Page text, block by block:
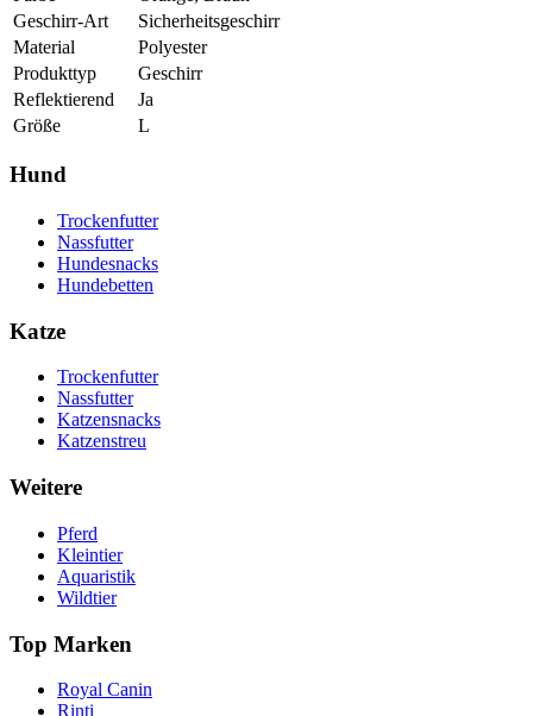
Geschirr-Art
Sicherheitsgeschirr
Material
Polyester
Produkttyp
Geschirr
Reflektierend
Ja
Größe
L
Hund
Trockenfutter
Nassfutter
Hundesnacks
Hundebetten
Katze
Trockenfutter
Nassfutter
Katzensnacks
Katzenstreu
Weitere
Pferd
Kleintier
Aquaristik
Wildtier
Top Marken
Royal Canin
Rinti